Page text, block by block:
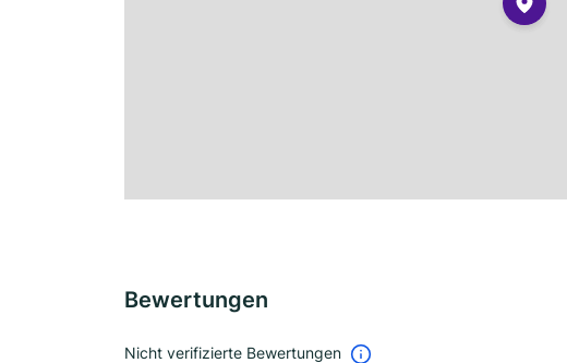
Bewertungen
Nicht verifizierte Bewertungen